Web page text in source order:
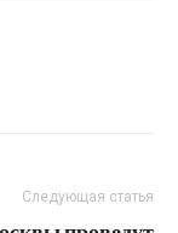
Следующая статья